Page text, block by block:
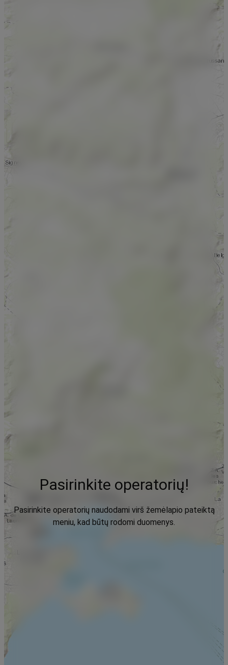
Pasirinkite operatorių!
Pasirinkite operatorių naudodami virš žemėlapio pateiktą
meniu, kad būtų rodomi duomenys.